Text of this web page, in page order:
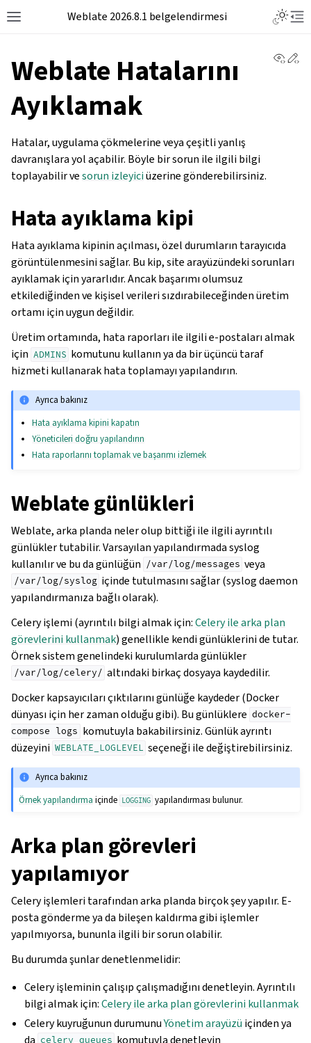
Weblate 2026.8.1 belgelendirmesi
Weblate Hatalarını
Ayıklamak
Hatalar, uygulama çökmelerine veya çeşitli yanlış
davranışlara yol açabilir. Böyle bir sorun ile ilgili bilgi
toplayabilir vesorun izleyiciüzerine gönderebilirsiniz.
Hata ayıklama kipi
Hata ayıklama kipinin açılması, özel durumların tarayıcıda
görüntülenmesini sağlar. Bu kip, site arayüzündeki sorunları
ayıklamak için yararlıdır. Ancak başarımı olumsuz
etkilediğinden ve kişisel verileri sızdırabileceğinden üretim
ortamı için uygun değildir.
Üretim ortamında, hata raporları ile ilgili e-postaları almak
için ADMINS komutunu kullanın ya da bir üçüncü taraf
hizmeti kullanarak hata toplamayı yapılandırın.
Ayrıca bakınız
Hata ayıklama kipini kapatın
Yöneticileri doğru yapılandırın
Hata raporlarını toplamak ve başarımı izlemek
Weblate günlükleri
Weblate, arka planda neler olup bittiği ile ilgili ayrıntılı
günlükler tutabilir. Varsayılan yapılandırmada syslog
kullanılır ve bu da günlüğün /var/log/messages veya
/var/log/syslog içinde tutulmasını sağlar (syslog daemon
yapılandırmanıza bağlı olarak).
Celery işlemi (ayrıntılı bilgi almak için:Celery ile arka plan
görevlerini kullanmak) genellikle kendi günlüklerini de tutar.
Örnek sistem genelindeki kurulumlarda günlükler
/var/log/celery/ altındaki birkaç dosyaya kaydedilir.
Docker kapsayıcıları çıktılarını günlüğe kaydeder (Docker
dünyası için her zaman olduğu gibi). Bu günlüklere docker-
compose logs komutuyla bakabilirsiniz. Günlük ayrıntı
düzeyini WEBLATE_LOGLEVEL seçeneği ile değiştirebilirsiniz.
Ayrıca bakınız
Örnek yapılandırma içinde LOGGING yapılandırması bulunur.
Arka plan görevleri
yapılamıyor
Celery işlemleri tarafından arka planda birçok şey yapılır. E-
posta gönderme ya da bileşen kaldırma gibi işlemler
yapılmıyorsa, bununla ilgili bir sorun olabilir.
Bu durumda şunlar denetlenmelidir:
Celery işleminin çalışıp çalışmadığını denetleyin. Ayrıntılı
bilgi almak için:Celery ile arka plan görevlerini kullanmak
Celery kuyruğunun durumunuYönetim arayüzü içinden ya
da celery_queues komutuyla denetleyin